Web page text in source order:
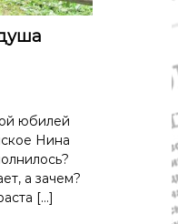
юбилей
Нина
а зачем?
[…]